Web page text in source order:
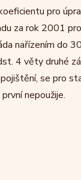
pro
za rok 2001
nařízením do
4 věty druhé
se pro
nepoužije.